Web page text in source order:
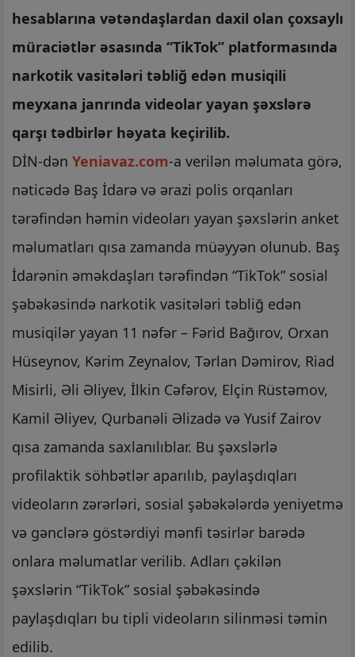
hesablarına vətəndaşlardan daxil olan çoxsaylı
müraciətlər əsasında “TikTok” platformasında
narkotik vasitələri təbliğ edən musiqili
meyxana janrında videolar yayan şəxslərə
qarşı tədbirlər həyata keçirilib.
DİN-dən Yeniavaz.com-a verilən məlumata görə,
nəticədə Baş İdarə və ərazi polis orqanları
tərəfindən həmin videoları yayan şəxslərin anket
məlumatları qısa zamanda müəyyən olunub. Baş
İdarənin əməkdaşları tərəfindən “TikTok” sosial
şəbəkəsində narkotik vasitələri təbliğ edən
musiqilər yayan 11 nəfər – Fərid Bağırov, Orxan
Hüseynov, Kərim Zeynalov, Tərlan Dəmirov, Riad
Misirli, Əli Əliyev, İlkin Cəfərov, Elçin Rüstəmov,
Kamil Əliyev, Qurbanəli Əlizadə və Yusif Zairov
qısa zamanda saxlanılıblar. Bu şəxslərlə
profilaktik söhbətlər aparılıb, paylaşdıqları
videoların zərərləri, sosial şəbəkələrdə yeniyetmə
və gənclərə göstərdiyi mənfi təsirlər barədə
onlara məlumatlar verilib. Adları çəkilən
şəxslərin “TikTok” sosial şəbəkəsində
paylaşdıqları bu tipli videoların silinməsi təmin
edilib.